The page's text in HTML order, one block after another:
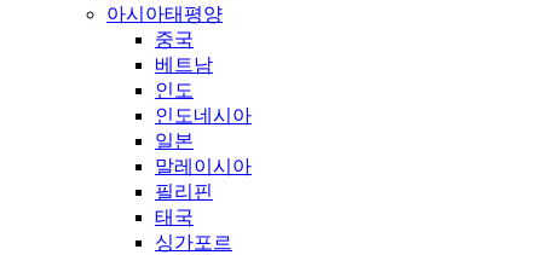
아시아태평양
중국
베트남
인도
인도네시아
일본
말레이시아
필리핀
태국
싱가포르